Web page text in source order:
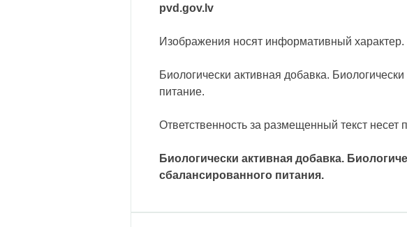
pvd.gov.lv
Изображения носят информативный характер.
Биологически активная добавка.
питание.
Ответственность за размещенный текст несет
Биологически активная добавка.
сбалансированного питания.